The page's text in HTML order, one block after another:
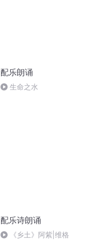
配乐朗诵
生命之水
配乐诗朗诵
《乡土》阿紫|维格